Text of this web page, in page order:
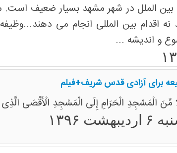
الملل در شهر مشهد بسیار ضعیف است.
نه اقدام بین المللی انجام می
و اندیشه ...
برای آزادی قدس شریف+فیلم
الْمَسْجِدِ الْحَرَامِ إِلَى الْمَسْجِدِ الْأَقْصَى الَّذِی
۱۳۹۶